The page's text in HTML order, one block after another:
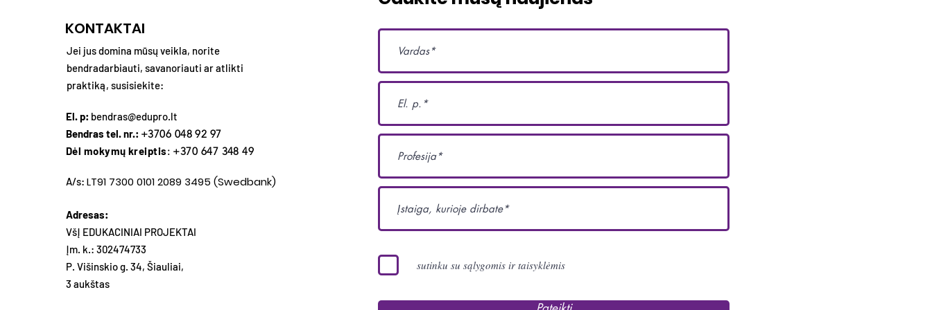
KONTAKTAI
Jei jus domina mūsų veikla, norite
bendradarbiauti, savanoriauti ar atlikti
praktiką, susisiekite:
El. p: bendras@edupro.lt
Bendras tel. nr.: +3706 048 92 97
Dėl mokymų kreiptis: +370 647 348 49
A/s: LT91 7300 0101 2089 3495 (Swedbank)
Adresas:
VšĮ EDUKACINIAI PROJEKTAI
Įm. k.: 302474733
P. Višinskio g. 34, Šiauliai,
3 aukštas
sutinku su sąlygomis ir taisyklėmis